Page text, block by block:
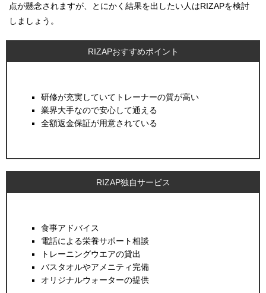
点が懸念されますが、とにかく結果を出したい人はRIZAPを検討
しましょう。
RIZAPおすすめポイント
研修が充実していてトレーナーの質が高い
業界大手なので安心して通える
全額返金保証が用意されている
RIZAP独自サービス
食事アドバイス
電話による栄養サポート相談
トレーニングウエアの貸出
バスタオルやアメニティ完備
オリジナルウォーターの提供